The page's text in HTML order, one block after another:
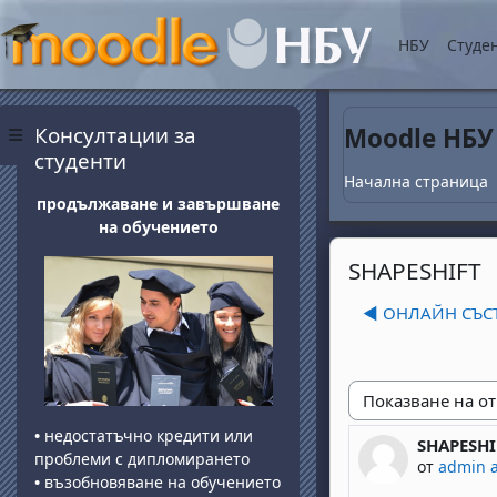
Прескочи на
Страничен панел
НБУ
Moodle НБУ
Начална страница
SHAPESHIFT
◀︎ ОНЛАЙН
Начин на
от admin
Number of
Блокове
Консултации за
студенти
продължаване и завършване
на обучението
• недостатъчно кредити или
проблеми с дипломирането
• възобновяване на обучението